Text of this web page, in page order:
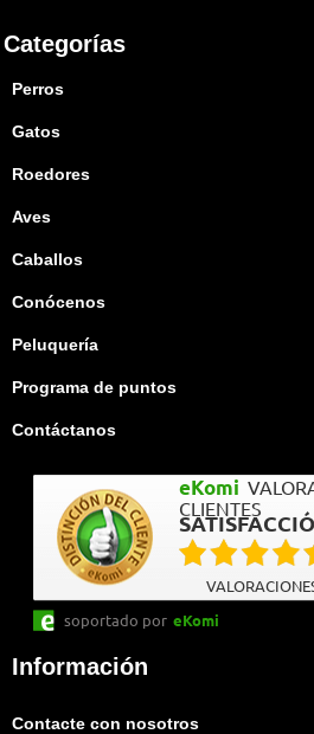
Categorías
Perros
Gatos
Roedores
Aves
Caballos
Conócenos
Peluquería
Programa de puntos
Contáctanos
eKomi
CLIENTES
soportado por eKomi
Información
Contacte con nosotros